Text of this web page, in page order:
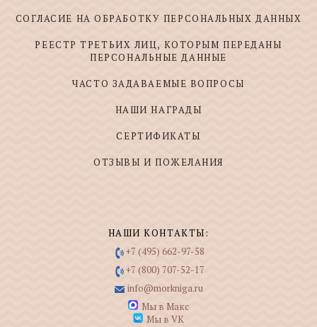
СОГЛАСИЕ НА ОБРАБОТКУ ПЕРСОНАЛЬНЫХ ДАННЫХ
РЕЕСТР ТРЕТЬИХ ЛИЦ, КОТОРЫМ ПЕРЕДАНЫ
ПЕРСОНАЛЬНЫЕ ДАННЫЕ
ЧАСТО ЗАДАВАЕМЫЕ ВОПРОСЫ
НАШИ НАГРАДЫ
СЕРТИФИКАТЫ
ОТЗЫВЫ И ПОЖЕЛАНИЯ
НАШИ КОНТАКТЫ:
+7 (495) 662-97-58
+7 (800) 707-52-17
info@morkniga.ru
Мы в Макс
Мы в VK